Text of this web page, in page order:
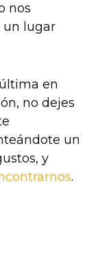
nos
un lugar
en
no dejes
un
y
.